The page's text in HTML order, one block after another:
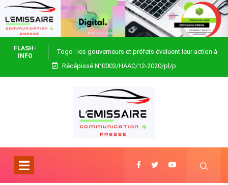
FLASH-
INFO
Togo : les gouverneurs et préfets évaluent leur action à
Blitta
Récépissé N°0003/HAAC/12-2020/pl/p